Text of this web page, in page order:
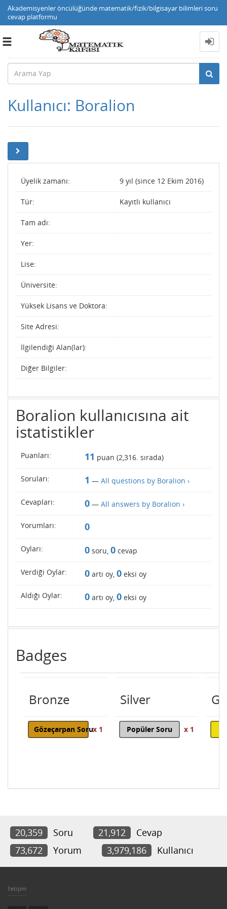
Akademisyenler öncülüğünde matematik/fizik/bilgisayar bilimleri soru
cevap platformu
Toggle
Kullanıcı: Boralion
Üyelik zamanı: 9 yıl (since 12 Ekim 2016)
Tür: Kayıtlı kullanıcı
Tam adı:
Yer:
Lise:
Üniversite:
Yüksek Lisans ve Doktora:
Site Adresi:
İlgilendiği Alan(lar):
Diğer Bilgiler:
Boralion kullanıcısına ait
istatistikler
Puanları: 11 puan (2,316. sırada)
Soruları: 1 — All questions by Boralion ›
Cevapları: 0 — All answers by Boralion ›
Yorumları: 0
Oyları: 0 soru, 0 cevap
Verdiği Oylar: 0 artı oy, 0 eksi oy
Aldığı Oylar: 0 artı oy, 0 eksi oy
Badges
Bronze
Gözeçarpan Sorux 1
Silver
Popüler Soru x 1
20,359 Soru 21,912
Cevap
73,672
Yorum 3,979,186 Kullanıcı
İletişim